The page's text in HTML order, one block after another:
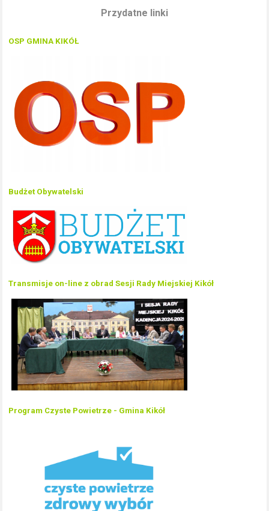
Przydatne linki
OSP GMINA KIKÓŁ
Budżet Obywatelski
Transmisje on-line z obrad Sesji Rady Miejskiej Kikół
Program Czyste Powietrze - Gmina Kikół